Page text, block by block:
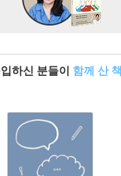
하신 분들이 함께 산 책